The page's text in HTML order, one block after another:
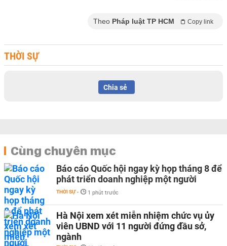
Theo Pháp luật TP HCM Copy link
THỜI SỰ
Chia sẻ
Cùng chuyên mục
Báo cáo Quốc hội ngay kỳ họp tháng 8 để
phát triển doanh nghiệp một người
THỜI SỰ - 1 phút trước
Hà Nội xem xét miễn nhiệm chức vụ ủy
viên UBND với 11 người đứng đầu sở,
ngành